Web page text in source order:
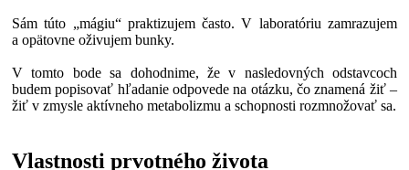
Sám túto „mágiu“ praktizujem často. V laboratóriu zamrazujem
a opätovne oživujem bunky.
V tomto bode sa dohodnime, že v nasledovných odstavcoch
budem popisovať hľadanie odpovede na otázku, čo znamená žiť –
žiť v zmysle aktívneho metabolizmu a schopnosti rozmnožovať sa.
Vlastnosti prvotného života